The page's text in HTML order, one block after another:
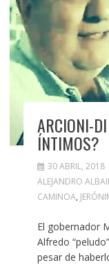
ARCIONI-
ÍNTIMOS?
30 ABRIL, 2018
ALEJANDRO
CAMINOA,
El gobernador
Alfredo
pesar de